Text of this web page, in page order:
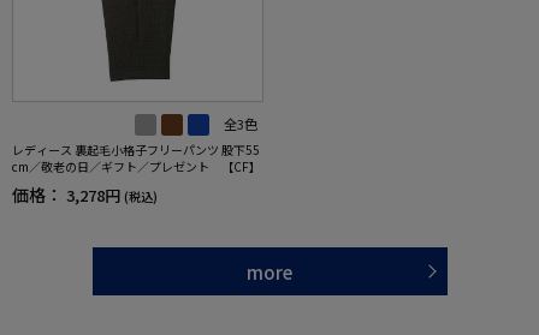
全3色
レディース 裏起毛小格子フリーパンツ 股下55
cm／敬老の日／ギフト／プレゼント 【CF】
価格： 3,278円 (税込)
more